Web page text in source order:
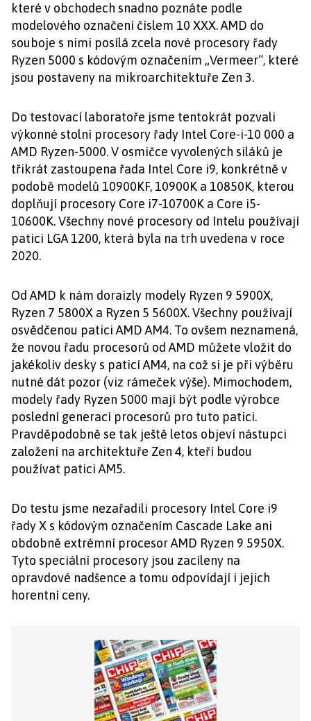
které v obchodech snadno poznáte podle
modelového označení číslem 10 XXX. AMD do
souboje s nimi posílá zcela nové procesory řady
Ryzen 5000 s kódovým označením „Vermeer“, které
jsou postaveny na mikroarchitektuře Zen 3.
Do testovací laboratoře jsme tentokrát pozvali
výkonné stolní procesory řady Intel Core-i-10 000 a
AMD Ryzen-5000. V osmičce vyvolených siláků je
třikrát zastoupena řada Intel Core i9, konkrétně v
podobě modelů 10900KF, 10900K a 10850K, kterou
doplňují procesory Core i7-10700K a Core i5-
10600K. Všechny nové procesory od Intelu používají
patici LGA 1200, která byla na trh uvedena v roce
2020.
Od AMD k nám doraizly modely Ryzen 9 5900X,
Ryzen 7 5800X a Ryzen 5 5600X. Všechny používají
osvědčenou patici AMD AM4. To ovšem neznamená,
že novou řadu procesorů od AMD můžete vložit do
jakékoliv desky s paticí AM4, na což si je při výběru
nutné dát pozor (viz rámeček výše). Mimochodem,
modely řady Ryzen 5000 mají být podle výrobce
poslední generací procesorů pro tuto patici.
Pravděpodobně se tak ještě letos objeví nástupci
založení na architektuře Zen 4, kteří budou
používat patici AM5.
Do testu jsme nezařadili procesory Intel Core i9
řady X s kódovým označením Cascade Lake ani
obdobně extrémní procesor AMD Ryzen 9 5950X.
Tyto speciální procesory jsou zacíleny na
opravdové nadšence a tomu odpovídají i jejich
horentní ceny.